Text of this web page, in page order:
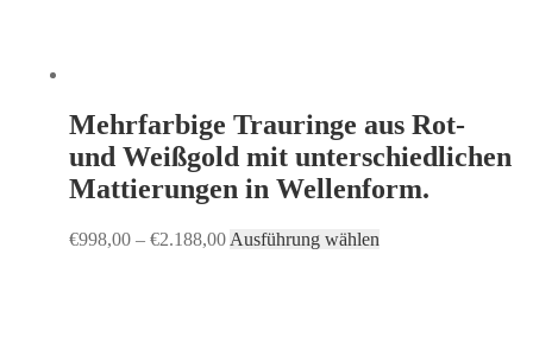
Mehrfarbige Trauringe aus Rot-
und Weißgold mit unterschiedlichen
Mattierungen in Wellenform.
€998,00 – €2.188,00 Ausführung wählen